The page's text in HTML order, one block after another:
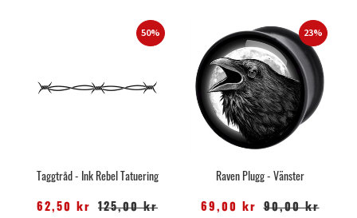
50%
Taggtråd - Ink Rebel Tatuering
62,50 kr 125,00 kr
23%
Raven Plugg - Vänster
69,00 kr 90,00 kr